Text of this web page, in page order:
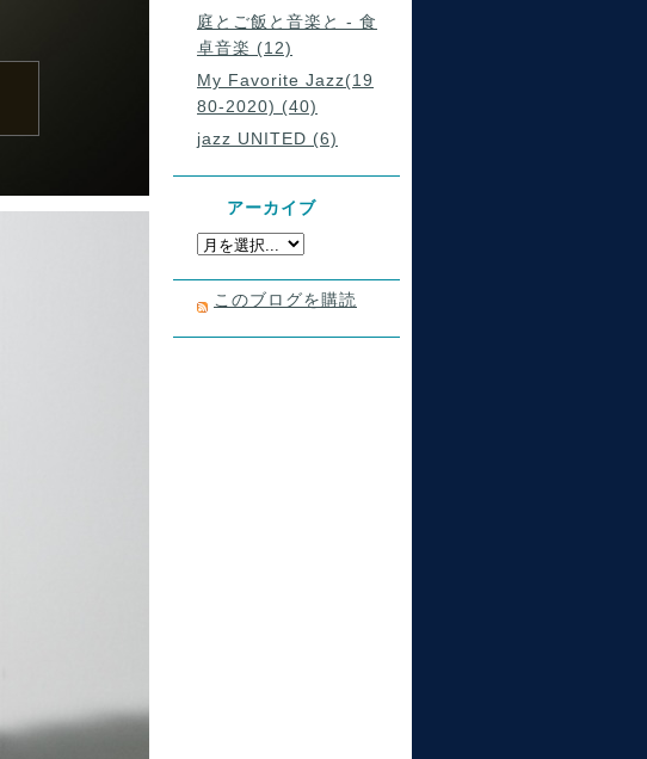
庭とご飯と音楽と - 食
卓音楽 (12)
My Favorite Jazz(19
80-2020) (40)
jazz UNITED (6)
アーカイブ
このブログを購読